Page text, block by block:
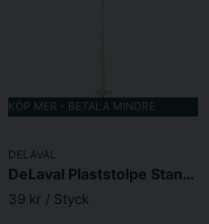
KÖP MER - BETALA MINDRE
DELAVAL
DeLaval Plaststolpe Standard 140cm
39 kr / Styck